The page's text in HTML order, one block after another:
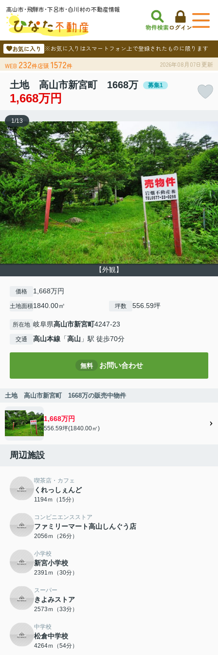
高山市･飛騨市･下呂市･白川村の不動産情報
物件検索ログイン
お気に入り ※お気に入りはスマートフォン上で登録されたものに限ります
WEB 232件店頭 1572件 2026年08月07日更新
土地 高山市新宮町 1668万 募集1
1,668万円
【外観】
1/13
価格 1,668万円
土地面積1840.00㎡ 坪数 556.59坪
所在地 岐阜県高山市新宮町4247-23
交通 高山本線 「高山 」駅 徒歩70分
無料 お問い合わせ
土地 高山市新宮町 1668万の販売中物件
1,668万円
556.59坪(1840.00㎡)
周辺施設
喫茶店・カフェ
くれっしぇんど
1194ｍ（15分）
コンビニエンスストア
ファミリーマート高山しんぐう店
2056ｍ（26分）
小学校
新宮小学校
2391ｍ（30分）
スーパー
きよみストア
2573ｍ（33分）
中学校
松倉中学校
4264ｍ（54分）